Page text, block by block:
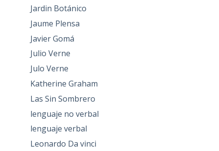
Jardin Botánico
Jaume Plensa
Javier Gomá
Julio Verne
Julo Verne
Katherine Graham
Las Sin Sombrero
lenguaje no verbal
lenguaje verbal
Leonardo Da vinci